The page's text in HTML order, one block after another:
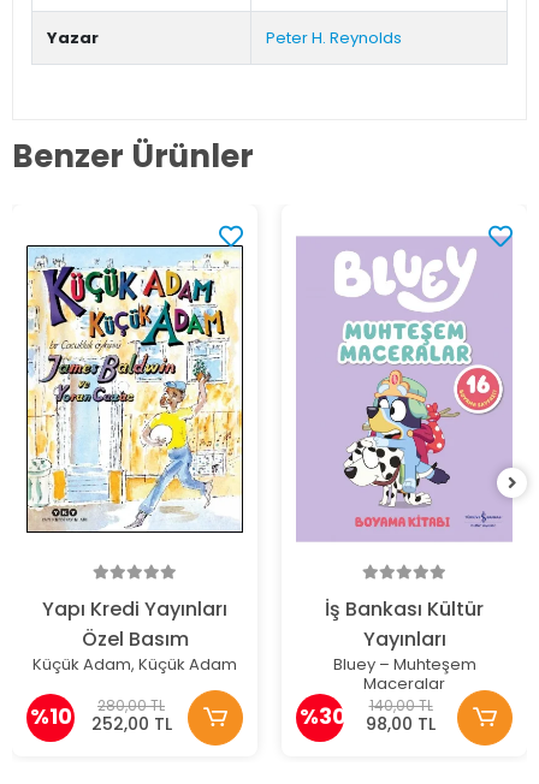
Yazar Peter H. Reynolds
Benzer Ürünler
Yapı Kredi Yayınları
Özel Basım
Küçük Adam, Küçük Adam
%10 280,00 TL
252,00 TL
İş Bankası Kültür
Yayınları
Bluey – Muhteşem
Maceralar
%30 140,00 TL
98,00 TL